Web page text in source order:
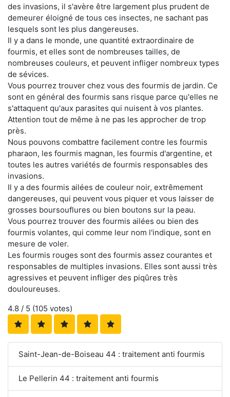
des invasions, il s'avère être largement plus prudent de
demeurer éloigné de tous ces insectes, ne sachant pas
lesquels sont les plus dangereuses.
Il y a dans le monde, une quantité extraordinaire de
fourmis, et elles sont de nombreuses tailles, de
nombreuses couleurs, et peuvent infliger nombreux types
de sévices.
Vous pourrez trouver chez vous des fourmis de jardin. Ce
sont en général des fourmis sans risque parce qu'elles ne
s'attaquent qu'aux parasites qui nuisent à vos plantes.
Attention tout de même à ne pas les approcher de trop
près.
Nous pouvons combattre facilement contre les fourmis
pharaon, les fourmis magnan, les fourmis d'argentine, et
toutes les autres variétés de fourmis responsables des
invasions.
Il y a des fourmis ailées de couleur noir, extrêmement
dangereuses, qui peuvent vous piquer et vous laisser de
grosses boursouflures ou bien boutons sur la peau.
Vous pourrez trouver des fourmis ailées ou bien des
fourmis volantes, qui comme leur nom l'indique, sont en
mesure de voler.
Les fourmis rouges sont des fourmis assez courantes et
responsables de multiples invasions. Elles sont aussi très
agressives et peuvent infliger des piqûres très
douloureuses.
4.8 / 5 (105 votes)
Saint-Jean-de-Boiseau 44 : traitement anti fourmis
Le Pellerin 44 : traitement anti fourmis